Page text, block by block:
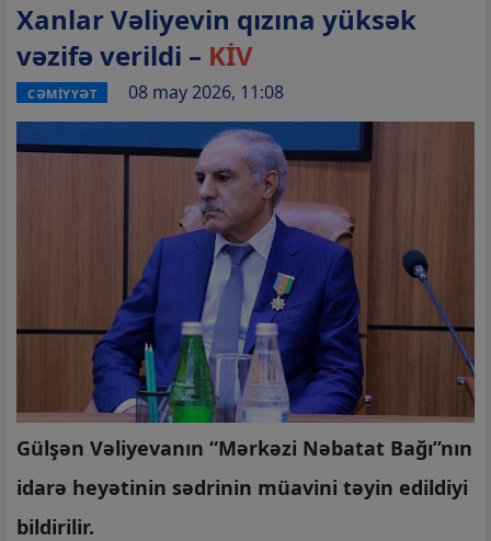
Xanlar Vəliyevin qızına yüksək
vəzifə verildi – KİV
CƏMİYYƏT 08 may 2026, 11:08
Gülşən Vəliyevanın “Mərkəzi Nəbatat Bağı”nın
idarə heyətinin sədrinin müavini təyin edildiyi
bildirilir.